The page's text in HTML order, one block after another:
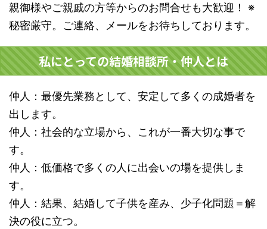
親御様やご親戚の方等からのお問合せも大歓迎！ ※
秘密厳守。ご連絡、メールをお待ちしております。
私にとっての結婚相談所・仲人とは
仲人：最優先業務として、安定して多くの成婚者を
出します。
仲人：社会的な立場から、これが一番大切な事で
す。
仲人：低価格で多くの人に出会いの場を提供しま
す。
仲人：結果、結婚して子供を産み、少子化問題＝解
決の役に立つ。